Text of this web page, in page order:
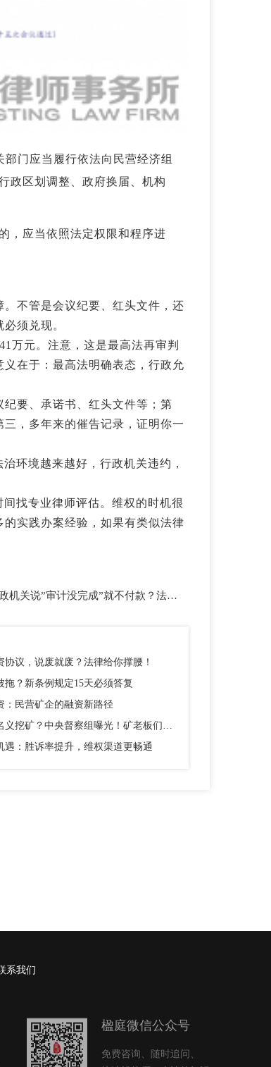
门应当履行依法向民营经济组
政区划调整、政府换届、机构
，应当依照法定权限和程序进
不管是会议纪要、红头文件，还
须兑现。
万元。注意，这是最高法再审判
在于：最高法明确表态， 行政允
要、承诺书、红头文件等；第
，多年来的催告记录，证明你一
环境越来越好，行政机关违约，
找专业律师评估。维权的时机很
实践办案经验，如果有类似法律
机关说”审计没完成”就不付款？法院说不行！
协议，说废就废？法律给你撑腰！
拖？新条例规定15天必须答复
：民营矿企的融资新路径
以土地平整名义挖矿？中央督察组曝光！矿老板们别踩这个坑
遇：胜诉率提升，维权渠道更畅通
系我们
楹庭微信公众号
免费咨询、随时追问、